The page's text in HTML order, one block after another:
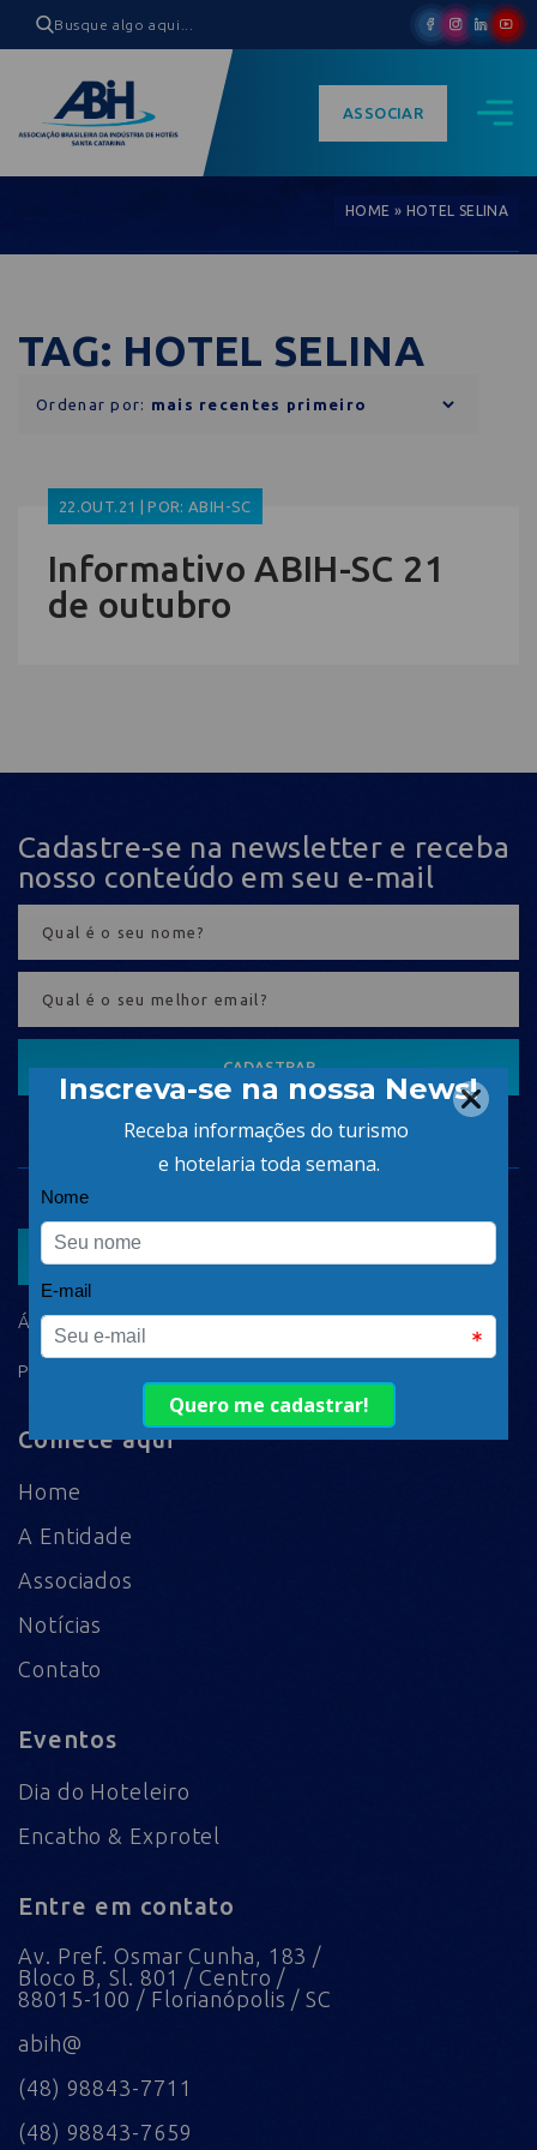
ASSOCIAR
HOME » HOTEL SELINA
TAG: HOTEL SELINA
Ordenar por:
22.OUT.21 | POR: ABIH-SC
Informativo ABIH-SC 21
de outubro
Cadastre-se na newsletter e receba
nosso conteúdo em seu e-mail
CADASTRAR
ÁREA DO ASSOCIADO
POLÍTICA DE PRIVACIDADE
Comece aqui
Home
A Entidade
Associados
Notícias
Contato
Eventos
Dia do Hoteleiro
Encatho & Exprotel
Entre em contato
Av. Pref. Osmar Cunha, 183 /
Bloco B, Sl. 801 / Centro /
88015-100 / Florianópolis / SC
abih@
(48) 98843-7711
(48) 98843-7659